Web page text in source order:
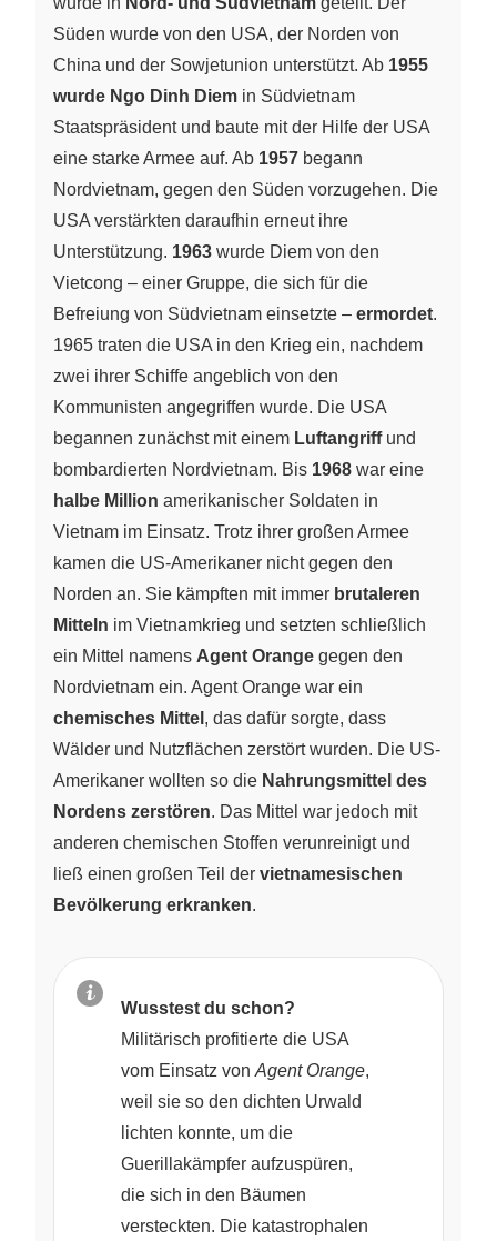
Süden wurde von den USA, der Norden von
China und der Sowjetunion unterstützt. Ab 1955
wurde Ngo Dinh Diem in Südvietnam
Staatspräsident und baute mit der Hilfe der USA
eine starke Armee auf. Ab 1957 begann
Nordvietnam, gegen den Süden vorzugehen. Die
USA verstärkten daraufhin erneut ihre
Unterstützung. 1963 wurde Diem von den
Vietcong – einer Gruppe, die sich für die
Befreiung von Südvietnam einsetzte – ermordet.
1965 traten die USA in den Krieg ein, nachdem
zwei ihrer Schiffe angeblich von den
Kommunisten angegriffen wurde. Die USA
begannen zunächst mit einem Luftangriffund
bombardierten Nordvietnam. Bis 1968 war eine
halbe Million amerikanischer Soldaten in
Vietnam im Einsatz. Trotz ihrer großen Armee
kamen die US-Amerikaner nicht gegen den
Norden an. Sie kämpften mit immer brutaleren
Mitteln im Vietnamkrieg und setzten schließlich
ein Mittel namens Agent Orange gegen den
Nordvietnam ein. Agent Orange war ein
chemisches Mittel , das dafür sorgte, dass
Wälder und Nutzflächen zerstört wurden. Die US-
Amerikaner wollten so die Nahrungsmittel des
Nordens zerstören. Das Mittel war jedoch mit
anderen chemischen Stoffen verunreinigt und
ließ einen großen Teil der vietnamesischen
Bevölkerung erkranken.
Wusstest du schon?
Militärisch profitierte die USA
vom Einsatz von Agent Orange,
weil sie so den dichten Urwald
lichten konnte, um die
Guerillakämpfer aufzuspüren,
die sich in den Bäumen
versteckten. Die katastrophalen